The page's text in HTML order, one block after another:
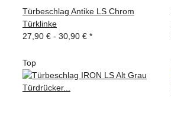
Türbeschlag Antike LS Chrom
Türklinke
27,90 € - 30,90 € *
Top